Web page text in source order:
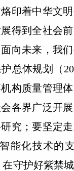
印着中华文
得到全社会
向未来，我
总体规划（
构质量管理
各界广泛开
究；要坚定
能化技术的
守护好紫禁